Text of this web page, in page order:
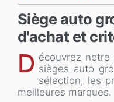
Siège auto
d'achat et
D écouvrez notre
sièges auto
sélection, les
meilleures marques.